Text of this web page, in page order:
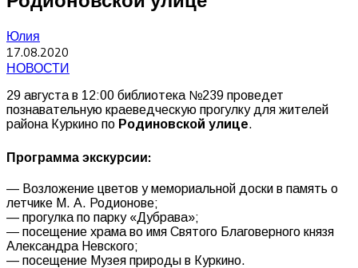
Юлия
17.08.2020
НОВОСТИ
29 августа в 12:00 библиотека №239 проведет
познавательную краеведческую прогулку для жителей
района Куркино по Родиновской улице.
Программа экскурсии:
— Возложение цветов у мемориальной доски в память о
летчике М. А. Родионове;
— прогулка по парку «Дубрава»;
— посещение храма во имя Святого Благоверного князя
Александра Невского;
— посещение Музея природы в Куркино.